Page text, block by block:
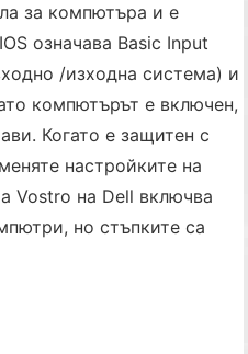
за компютъра и е
означава Basic Input
/изходна система) и
компютърът е включен,
Когато е защитен с
настройките на
Vostro на Dell включва
но стъпките са